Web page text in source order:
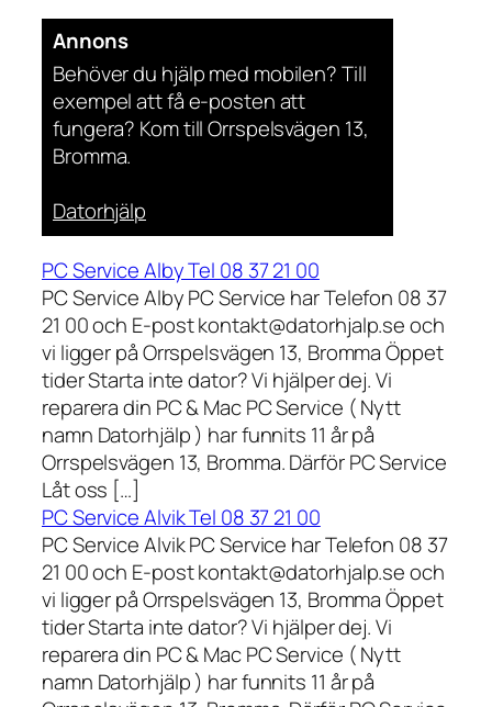
Annons
Behöver du hjälp med mobilen? Till
exempel att få e-posten att
fungera? Kom till Orrspelsvägen 13,
Bromma.
Datorhjälp
PC Service Alby Tel 08 37 21 00
PC Service Alby PC Service har Telefon 08 37
21 00 och E-post kontakt@datorhjalp.se och
vi ligger på Orrspelsvägen 13, Bromma Öppet
tider Starta inte dator? Vi hjälper dej. Vi
reparera din PC & Mac PC Service ( Nytt
namn Datorhjälp ) har funnits 11 år på
Orrspelsvägen 13, Bromma. Därför PC Service
Låt oss […]
PC Service Alvik Tel 08 37 21 00
PC Service Alvik PC Service har Telefon 08 37
21 00 och E-post kontakt@datorhjalp.se och
vi ligger på Orrspelsvägen 13, Bromma Öppet
tider Starta inte dator? Vi hjälper dej. Vi
reparera din PC & Mac PC Service ( Nytt
namn Datorhjälp ) har funnits 11 år på